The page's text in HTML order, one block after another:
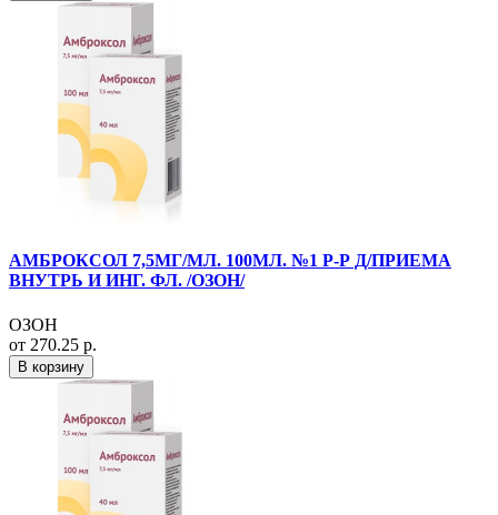
АМБРОКСОЛ 7,5МГ/МЛ. 100МЛ. №1 Р-Р Д/ПРИЕМА
ВНУТРЬ И ИНГ. ФЛ. /ОЗОН/
ОЗОН
от 270.25 р.
В корзину